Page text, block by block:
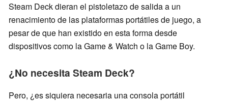
Steam Deck dieran el pistoletazo de salida a un
renacimiento de las plataformas portátiles de juego, a
pesar de que han existido en esta forma desde
dispositivos como la Game & Watch o la Game Boy.
¿No necesita Steam Deck?
Pero, ¿es siquiera necesaria una consola portátil